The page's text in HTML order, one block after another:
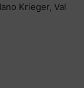
Krieger, Val